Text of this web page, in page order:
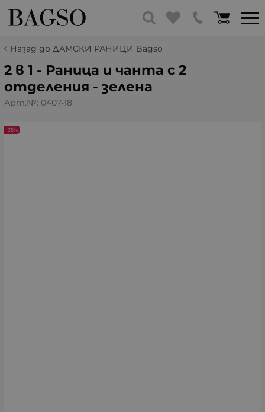
Назад до ДАМСКИ РАНИЦИ Bagso
2 в 1 - Раница и чанта с 2
отделения - зелена
Арт.№: 0407-18
-35%